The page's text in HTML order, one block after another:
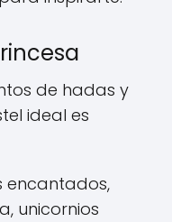
de hadas y
ideal es
encantados,
unicornios